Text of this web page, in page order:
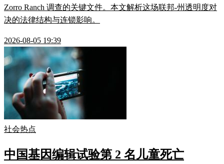
Zorro Ranch 调查的关键文件。本文解析这场联邦-州透明度对
决的法律结构与连锁影响。
2026-08-05 19:39
社会热点
中国基因编辑试验第 2 名儿童死亡